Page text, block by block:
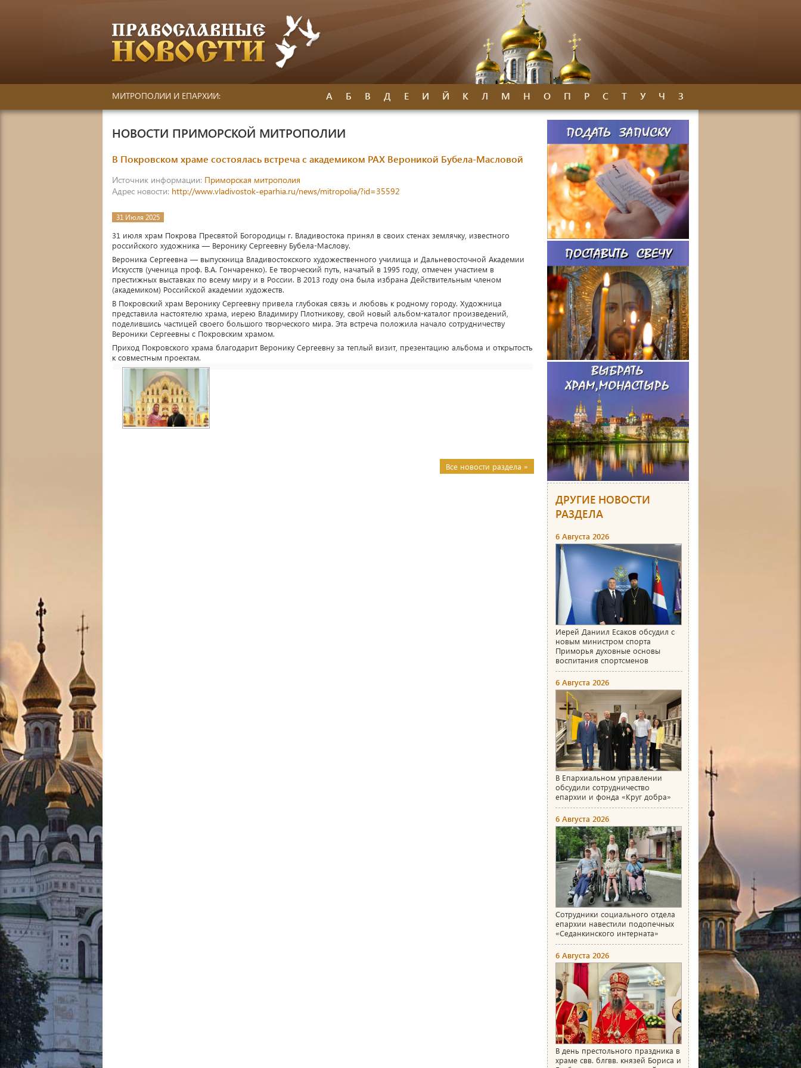
МИТРОПОЛИИ И ЕПАРХИИ: А Б В Д Е И Й К Л М Н О П Р С Т У Ч З
НОВОСТИ ПРИМОРСКОЙ МИТРОПОЛИИ
В Покровском храме состоялась встреча с академиком РАХ Вероникой Бубела-Масловой
Источник информации: Приморская митрополия
Адрес новости: http://www.vladivostok-eparhia.ru/news/mitropolia/?id=35592
31 Июля 2025
31 июля храм Покрова Пресвятой Богородицы г. Владивостока принял в своих стенах землячку, известного
российского художника — Веронику Сергеевну Бубела-Маслову.
Вероника Сергеевна — выпускница Владивостокского художественного училища и Дальневосточной Академии
Искусств (ученица проф. В.А. Гончаренко). Ее творческий путь, начатый в 1995 году, отмечен участием в
престижных выставках по всему миру и в России. В 2013 году она была избрана Действительным членом
(академиком) Российской академии художеств.
В Покровский храм Веронику Сергеевну привела глубокая связь и любовь к родному городу. Художница
представила настоятелю храма, иерею Владимиру Плотникову, свой новый альбом-каталог произведений,
поделившись частицей своего большого творческого мира. Эта встреча положила начало сотрудничеству
Вероники Сергеевны с Покровским храмом.
Приход Покровского храма благодарит Веронику Сергеевну за теплый визит, презентацию альбома и открытость
к совместным проектам.
Все новости раздела »
ДРУГИЕ НОВОСТИ
РАЗДЕЛА
6 Августа 2026
Иерей Даниил Есаков обсудил с
новым министром спорта
Приморья духовные основы
воспитания спортсменов
6 Августа 2026
В Епархиальном управлении
обсудили сотрудничество
епархии и фонда «Круг добра»
6 Августа 2026
Сотрудники социального отдела
епархии навестили подопечных
«Седанкинского интерната»
6 Августа 2026
В день престольного праздника в
храме свв. блгвв. князей Бориса и